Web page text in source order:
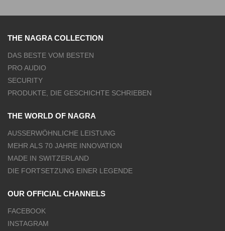
THE NAGRA COLLECTION
DAS BESTE VOM BESTEN
PRO AUDIO
SECURITY
PRODUKTE, DIE GESCHICHTE SCHRIEBEN
THE WORLD OF NAGRA
AUSSERWÖHNLICHE LEISTUNG
MEHR ALS 70 JAHRE INNOVATION
MADE IN SWITZERLAND
DIE FORTSETZUNG EINER LEGENDE
OUR OFFICIAL CHANNELS
FACEBOOK
INSTAGRAM